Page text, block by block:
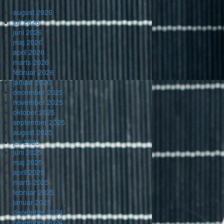
august 2026
juli 2026
juni 2026
maj 2026
april 2026
marts 2026
februar 2026
januar 2026
december 2025
november 2025
oktober 2025
september 2025
august 2025
juli 2025
juni 2025
maj 2025
april 2025
marts 2025
februar 2025
januar 2025
december 2024
november 2024